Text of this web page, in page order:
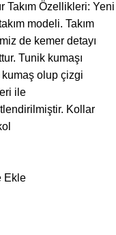
Takım Özellikleri: Yeni
modeli. Takım
de kemer detayı
Tunik kumaşı
kumaş olup çizgi
ile
Kollar
Ekle